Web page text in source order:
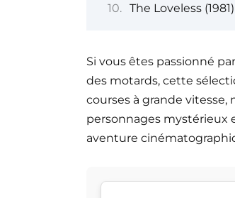
The Loveless (1981)
Si vous êtes passionné
des motards, cette
courses à grande
personnages mystérieux
aventure